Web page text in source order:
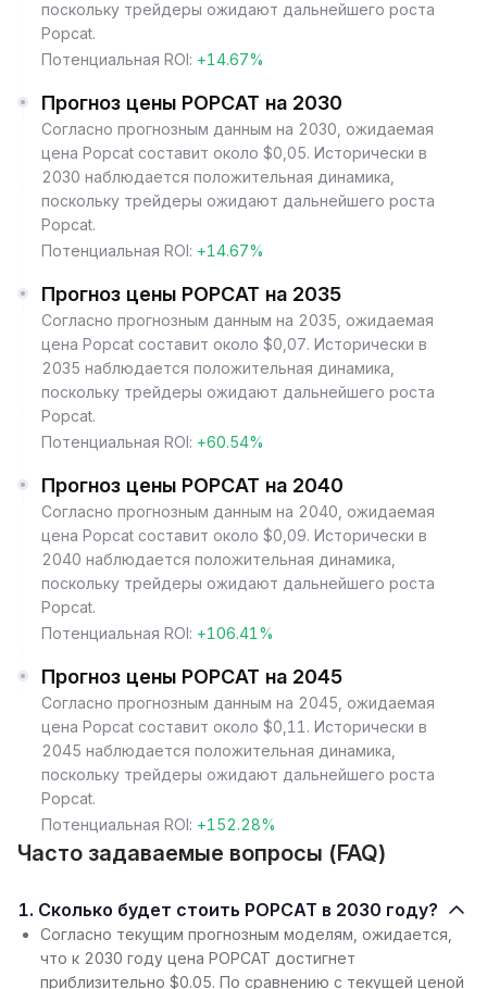
поскольку трейдеры ожидают дальнейшего роста
Popcat.
Потенциальная ROI: +14.67%
Прогноз цены POPCAT на 2030
Согласно прогнозным данным на 2030, ожидаемая
цена Popcat составит около $0,05. Исторически в
2030 наблюдается положительная динамика,
поскольку трейдеры ожидают дальнейшего роста
Popcat.
Потенциальная ROI: +14.67%
Прогноз цены POPCAT на 2035
Согласно прогнозным данным на 2035, ожидаемая
цена Popcat составит около $0,07. Исторически в
2035 наблюдается положительная динамика,
поскольку трейдеры ожидают дальнейшего роста
Popcat.
Потенциальная ROI: +60.54%
Прогноз цены POPCAT на 2040
Согласно прогнозным данным на 2040, ожидаемая
цена Popcat составит около $0,09. Исторически в
2040 наблюдается положительная динамика,
поскольку трейдеры ожидают дальнейшего роста
Popcat.
Потенциальная ROI: +106.41%
Прогноз цены POPCAT на 2045
Согласно прогнозным данным на 2045, ожидаемая
цена Popcat составит около $0,11. Исторически в
2045 наблюдается положительная динамика,
поскольку трейдеры ожидают дальнейшего роста
Popcat.
Потенциальная ROI: +152.28%
Часто задаваемые вопросы (FAQ)
1. Сколько будет стоить POPCAT в 2030 году?
Согласно текущим прогнозным моделям, ожидается,
что к 2030 году цена POPCAT достигнет
приблизительно $0.05. По сравнению с текущей ценой